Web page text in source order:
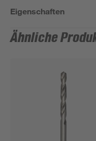
Eigenschaften
Ähnliche